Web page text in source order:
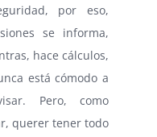
por eso,
se informa,
hace cálculos,
está cómodo a
Pero, como
querer tener todo